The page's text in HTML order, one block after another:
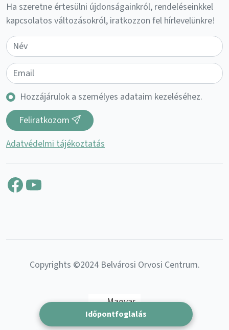
Ha szeretne értesülni újdonságainkról, rendeléseinkkel
kapcsolatos változásokról, iratkozzon fel hírlevelünkre!
Hozzájárulok a személyes adataim kezeléséhez.
Feliratkozom
Adatvédelmi tájékoztatás
Facebook
YouTube
Copyrights ©2024 Belvárosi Orvosi Centrum.
Magyar
Időpontfoglalás